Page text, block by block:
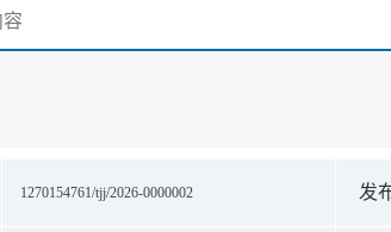
1270154761/tjj/2026-0000002 发